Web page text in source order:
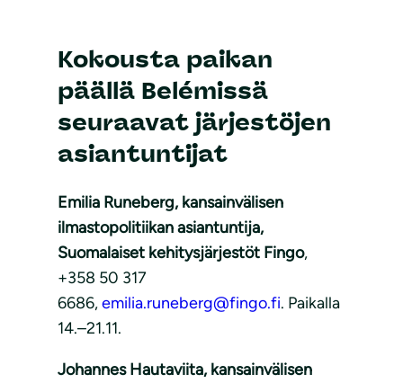
Kokousta paikan
päällä Belémissä
seuraavat järjestöjen
asiantuntijat
Emilia Runeberg, kansainvälisen
ilmastopolitiikan asiantuntija,
Suomalaiset kehitysjärjestöt Fingo,
+358 50 317
6686,emilia.runeberg@fingo.fi. Paikalla
14.–21.11.
Johannes Hautaviita, kansainvälisen